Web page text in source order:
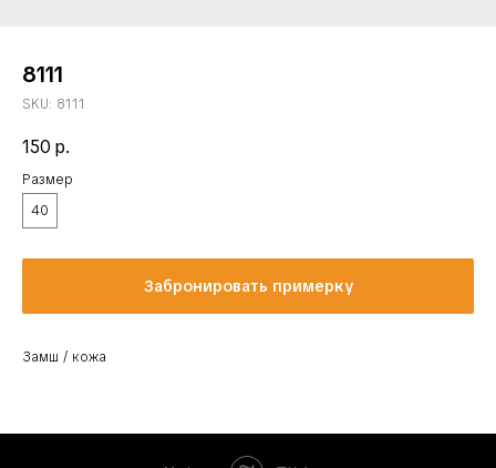
8111
SKU: 8111
150 р.
Размер
40
Забронировать примерку
Замш / кожа